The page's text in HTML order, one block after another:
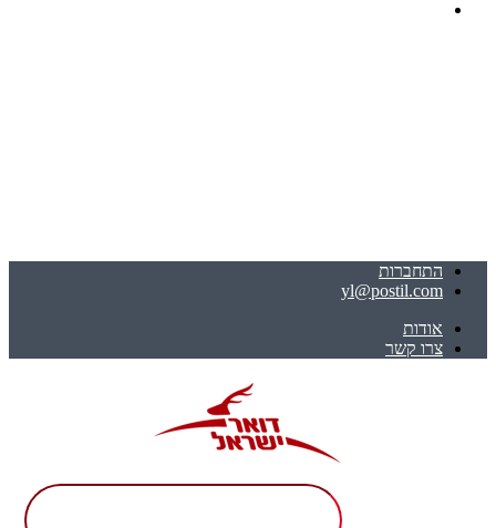
התחברות
yl@postil.com
אודות
צרו קשר